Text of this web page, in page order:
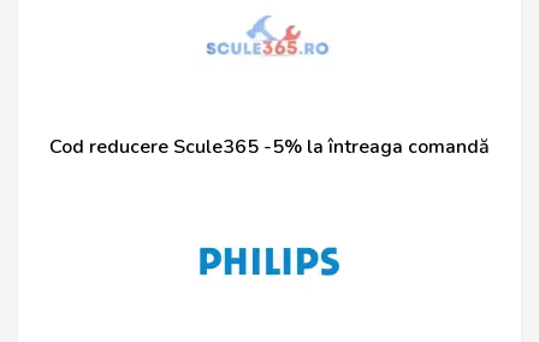
Cod reducere Scule365 -5% la întreaga comandă